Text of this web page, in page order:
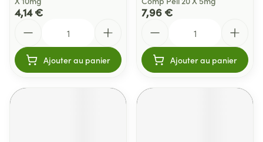
4,14 €
Ajouter au panier
7,96 €
Ajouter au panier